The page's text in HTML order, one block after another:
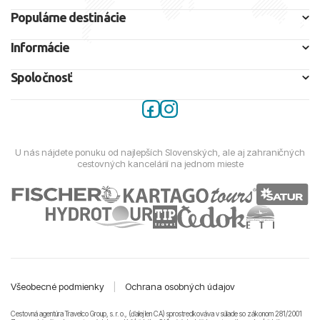
Populárne destinácie
Informácie
Spoločnosť
U nás nájdete ponuku od najlepších Slovenských, ale aj zahraničných
cestovných kancelárií na jednom mieste
Všeobecné podmienky Ochrana osobných údajov
Cestovná agentúra Travelco Group, s. r. o., (ďalej len CA) sprostredkováva v súlade so zákonom 281/2001